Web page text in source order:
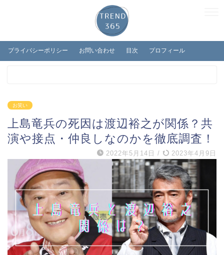
プライバシーポリシー お問い合わせ 目次 プロフィール
お笑い
上島竜兵の死因は渡辺裕之が関係？共
演や接点・仲良しなのかを徹底調査！
2022年5月14日 / 2023年4月9日